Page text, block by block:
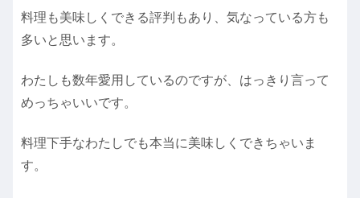
料理も美味しくできる評判もあり、気なっている方も
多いと思います。
わたしも数年愛用しているのですが、はっきり言って
めっちゃいいです。
料理下手なわたしでも本当に美味しくできちゃいま
す。